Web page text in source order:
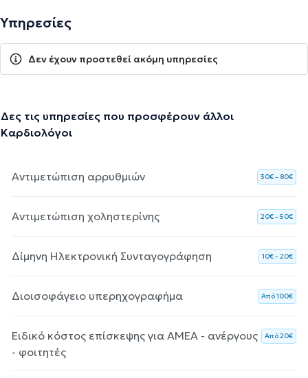
Υπηρεσίες
Δεν έχουν προστεθεί ακόμη υπηρεσίες
Δες τις υπηρεσίες που προσφέρουν άλλοι
Καρδιολόγοι
Αντιμετώπιση αρρυθμιών 30€ – 80€
Αντιμετώπιση χοληστερίνης 20€ – 50€
Δίμηνη Ηλεκτρονική Συνταγογράφηση 10€ – 20€
Διοισοφάγειο υπερηχογραφήμα Aπό 100€
Ειδικό κόστος επίσκεψης για ΑΜΕΑ - ανέργους
- φοιτητές
Aπό 20€